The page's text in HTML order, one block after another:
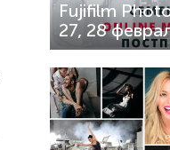
Fujifilm
27, 28